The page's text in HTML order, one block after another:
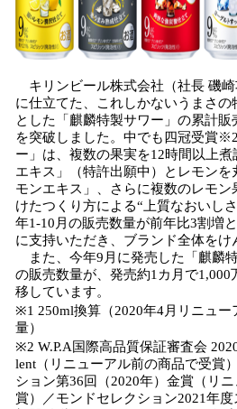
込
み
中
で
す
キリンビール株式会社（社長 磯
に仕立てた、これしかないうまさの
とした「麒麟特製サワー」の累計
を突破しました。中でも四冠受賞
ー」は、複数の果実を12時間以上
エキス」（特許出願中）とレモン
モンエキス」、さらに複数のレモ
けたつくり方による“上質なおいし
年1-10月の販売数量が前年比3割増
に支持いただき、ブランド全体をけ
また、今年9月に発売した「麒麟
の販売数量が、発売約1カ月で1,000
移しています。
※1 250ml換算（2020年4月リニュー
量）
※2 W.P.A国際高品質保証審査会
lent（リニューアル前の商品で受賞
ション第36回（2020年）金賞（リ
賞）／モンドセレクション2021年